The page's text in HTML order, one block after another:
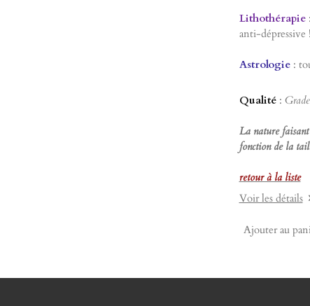
Lithothérapie
anti-dépressive !
Astrologie:
Qualité:
La nature faisant
fonction de la
retour à la liste
Voir les détails
Ajouter au